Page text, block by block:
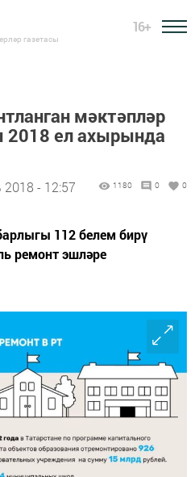
газетасы
16+
мәктәпләр
2018 ел ахырында
2018 - 12:57 1180 0 0
112 белем бирү
ремонт эшләре